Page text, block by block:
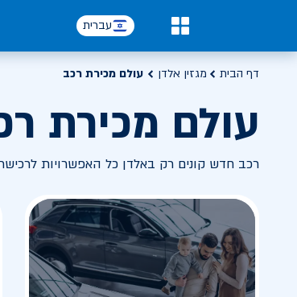
עברית
דף הבית מגזין אלדן עולם מכירת רכב
עולם מכירת
רכב חדש קונים רק באלדן כל האפשרויות